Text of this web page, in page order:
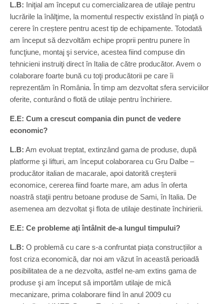
L.B: Iniţial am început cu comercializarea de utilaje pentru
lucrările la înălţime, la momentul respectiv existând în piaţă o
cerere în creștere pentru acest tip de echipamente. Totodată
am început să dezvoltăm echipe proprii pentru punere în
funcţiune, montaj şi service, acestea fiind compuse din
tehnicieni instruiţi direct în Italia de către producător. Avem o
colaborare foarte bună cu toţi producătorii pe care îi
reprezentăm în România. În timp am dezvoltat sfera serviciilor
oferite, conturând o flotă de utilaje pentru închiriere.
E.E: Cum a crescut compania din punct de vedere
economic?
L.B: Am evoluat treptat, extinzând gama de produse, după
platforme şi lifturi, am început colaborarea cu Gru Dalbe –
producător italian de macarale, apoi datorită creşterii
economice, cererea fiind foarte mare, am adus în oferta
noastră staţii pentru betoane produse de Sami, în Italia. De
asemenea am dezvoltat şi flota de utilaje destinate închirierii.
E.E: Ce probleme aţi întâlnit de-a lungul timpului?
L.B: O problemă cu care s-a confruntat piața construcțiilor a
fost criza economică, dar noi am văzut în această perioadă
posibilitatea de a ne dezvolta, astfel ne-am extins gama de
produse şi am început să importăm utilaje de mică
mecanizare, prima colaborare fiind în anul 2009 cu